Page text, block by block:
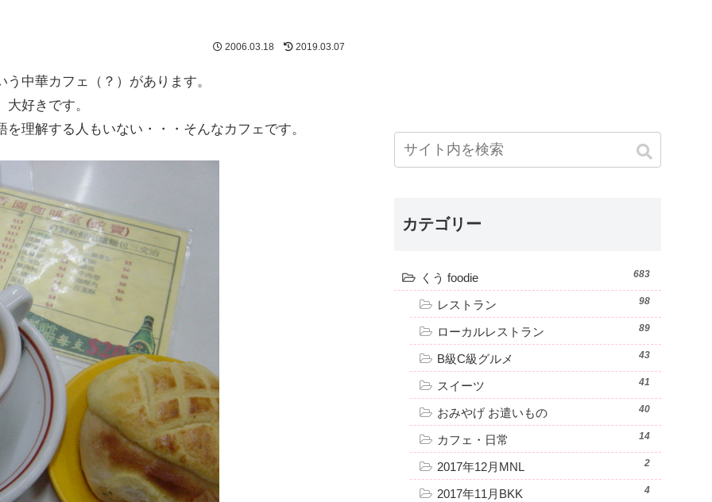
2006.03.18 2019.03.07
中華カフェ（？）があります。
好きです。
理解する人もいない・・・そんなカフェです。
カテゴリー
くう foodie 683
レストラン 98
ローカルレストラン 89
B級C級グルメ 43
スイーツ 41
おみやげ お遣いもの 40
カフェ・日常 14
2017年12月MNL 2
2017年11月BKK 4